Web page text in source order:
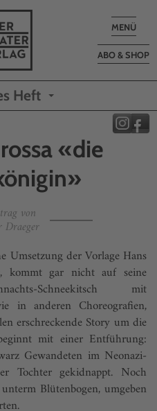
Toggle
MENÜ
ABO & SHOP
Heft
«die
von
Draeger
Umsetzung der Vorlage Hans
kommt gar nicht auf seine
Schneekitsch mit
in anderen Choreografien,
erschreckende Story um die
mit einer Entführung:
Gewandeten im Neonazi-
Tochter gekidnappt. Noch
Blütenbogen, umgeben